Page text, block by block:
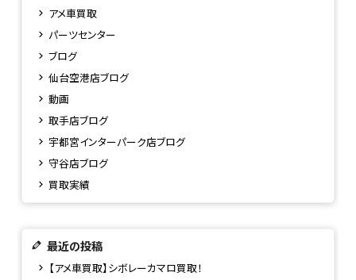
アメ車買取
パーツセンター
ブログ
仙台空港店ブログ
動画
取手店ブログ
宇都宮インターパーク店ブログ
守谷店ブログ
買取実績
最近の投稿
【アメ車買取】シボレーカマロ買取！